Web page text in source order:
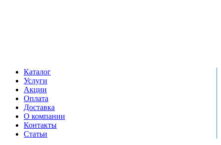
Каталог
Услуги
Акции
Оплата
Доставка
О компании
Контакты
Статьи